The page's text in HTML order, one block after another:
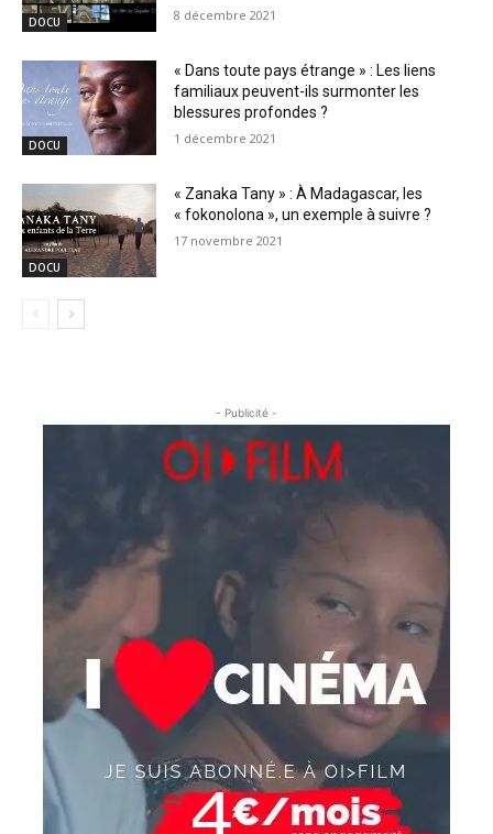
DOCU 8 décembre 2021
DOCU
« Dans toute pays étrange » : Les liens
familiaux peuvent-ils surmonter les
blessures profondes ?
1 décembre 2021
DOCU
« Zanaka Tany » : À Madagascar, les
« fokonolona », un exemple à suivre ?
17 novembre 2021
- Publicité -